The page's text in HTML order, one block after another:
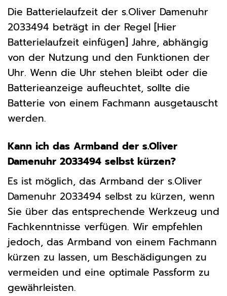
Die Batterielaufzeit der s.Oliver Damenuhr
2033494 beträgt in der Regel [Hier
Batterielaufzeit einfügen] Jahre, abhängig
von der Nutzung und den Funktionen der
Uhr. Wenn die Uhr stehen bleibt oder die
Batterieanzeige aufleuchtet, sollte die
Batterie von einem Fachmann ausgetauscht
werden.
Kann ich das Armband der s.Oliver
Damenuhr 2033494 selbst kürzen?
Es ist möglich, das Armband der s.Oliver
Damenuhr 2033494 selbst zu kürzen, wenn
Sie über das entsprechende Werkzeug und
Fachkenntnisse verfügen. Wir empfehlen
jedoch, das Armband von einem Fachmann
kürzen zu lassen, um Beschädigungen zu
vermeiden und eine optimale Passform zu
gewährleisten.